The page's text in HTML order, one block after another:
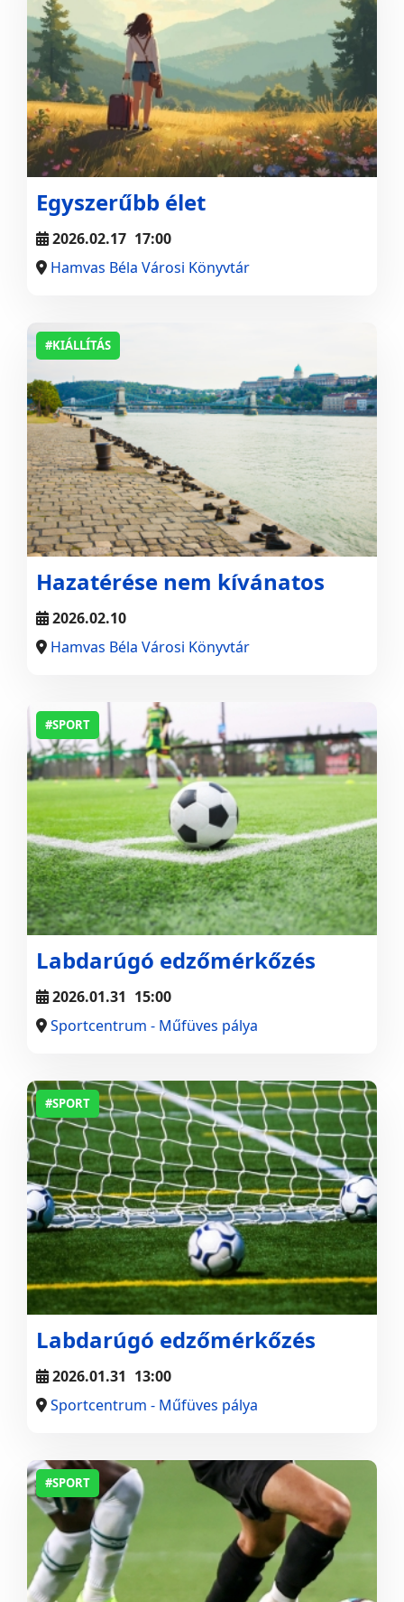
Egyszerűbb élet
2026.02.17 17:00
Hamvas Béla Városi Könyvtár
#KIÁLLÍTÁS
Hazatérése nem kívánatos
2026.02.10
Hamvas Béla Városi Könyvtár
#SPORT
Labdarúgó edzőmérkőzés
2026.01.31 15:00
Sportcentrum - Műfüves pálya
#SPORT
Labdarúgó edzőmérkőzés
2026.01.31 13:00
Sportcentrum - Műfüves pálya
#SPORT